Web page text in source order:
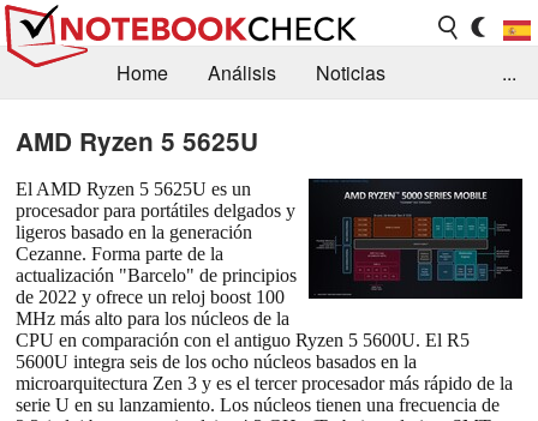
Home Análisis
Noticias
Orientación para la Compra
Busca
Contacto
...
AMD Ryzen 5 5625U
El AMD Ryzen 5 5625U es un
procesador para portátiles delgados y
ligeros basado en la generación
Cezanne. Forma parte de la
actualización "Barcelo" de principios
de 2022 y ofrece un reloj boost 100
MHz más alto para los núcleos de la
CPU en comparación con el antiguo Ryzen 5 5600U. El R5
5600U integra seis de los ocho núcleos basados en la
microarquitectura Zen 3 y es el tercer procesador más rápido de la
serie U en su lanzamiento. Los núcleos tienen una frecuencia de